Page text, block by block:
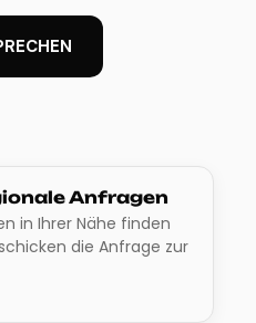
Anfragen
in Ihrer Nähe finden
die Anfrage zur